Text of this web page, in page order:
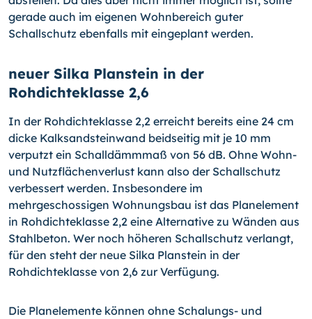
gerade auch im eigenen Wohnbereich guter
Schallschutz ebenfalls mit eingeplant werden.
neuer Silka Planstein in der
Rohdichteklasse 2,6
In der Rohdichteklasse 2,2 erreicht bereits eine 24 cm
dicke Kalksandsteinwand beidseitig mit je 10 mm
verputzt ein Schalldämmmaß von 56 dB. Ohne Wohn-
und Nutzflächenverlust kann also der Schallschutz
verbessert werden. Insbesondere im
mehrgeschossigen Wohnungsbau ist das Planelement
in Rohdichteklasse 2,2 eine Alternative zu Wänden aus
Stahlbeton. Wer noch höheren Schallschutz verlangt,
für den steht der neue Silka Planstein in der
Rohdichteklasse von 2,6 zur Verfügung.
Die Planelemente können ohne Schalungs- und